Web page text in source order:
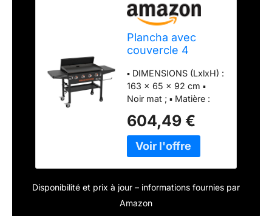
Plancha avec
couvercle 4
▪ DIMENSIONS (LxlxH) :
163 x 65 x 92 cm ▪
Noir mat ; ▪ Matière :
604,49 €
Disponibilité et prix à jour – informations fournies par
Amazon